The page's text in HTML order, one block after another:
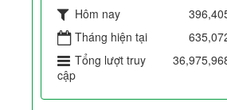
Hôm nay
Tháng hiện tại
Tổng lượt truy
cập